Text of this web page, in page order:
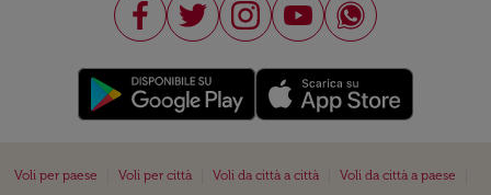
Voli per paese Voli per città Voli da città a città Voli da città a paese